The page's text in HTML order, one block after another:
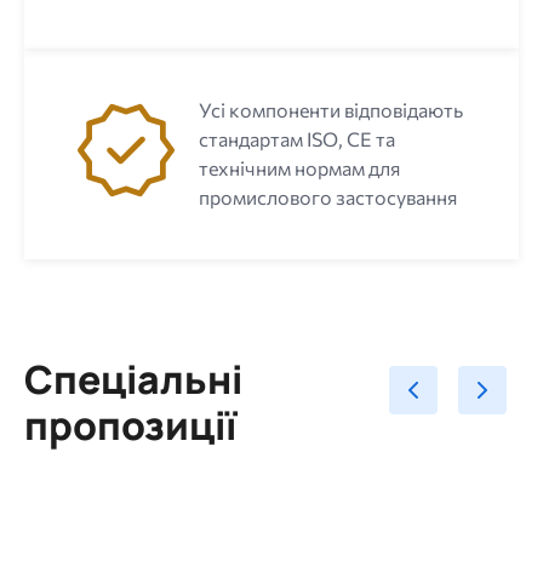
Усі компоненти відповідають
стандартам ISO, CE та
технічним нормам для
промислового застосування
Спеціальні
пропозиції